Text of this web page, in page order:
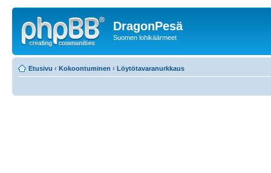
DragonPesä
Suomen lohikäärmeet
Etusivu ‹ Kokoontuminen ‹ Löytötavaranurkkaus